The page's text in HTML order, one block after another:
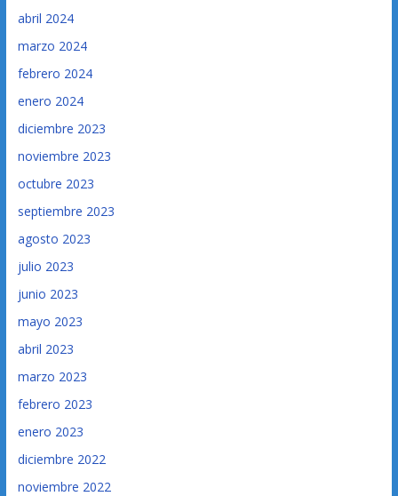
abril 2024
marzo 2024
febrero 2024
enero 2024
diciembre 2023
noviembre 2023
octubre 2023
septiembre 2023
agosto 2023
julio 2023
junio 2023
mayo 2023
abril 2023
marzo 2023
febrero 2023
enero 2023
diciembre 2022
noviembre 2022